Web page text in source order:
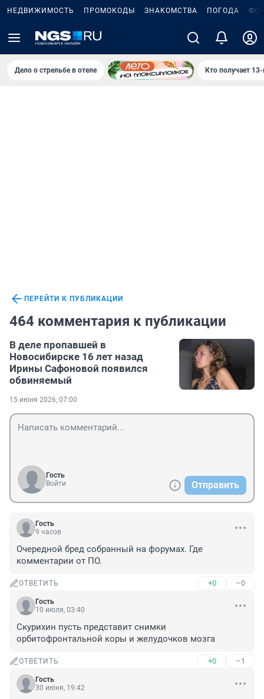
НЕДВИЖИМОСТЬ ПРОМОКОДЫ ЗНАКОМСТВА ПОГОДА
Дело о стрельбе в отеле Кто получает
ПЕРЕЙТИ К ПУБЛИКАЦИИ
464 комментария к публикации
В деле пропавшей в
Новосибирске 16 лет назад
Ирины Сафоновой появился
обвиняемый
15 июня 2026, 07:00
Гость
Войти
Отправить
Гость
9 часов
Очередной бред собранный на форумах. Где
комментарии от ПО.
ОТВЕТИТЬ +0 –0
Гость
10 июля, 03:40
Скурихин пусть представит снимки
орбитофронтальной коры и желудочков мозга
ОТВЕТИТЬ +0 –1
Гость
30 июня, 19:42